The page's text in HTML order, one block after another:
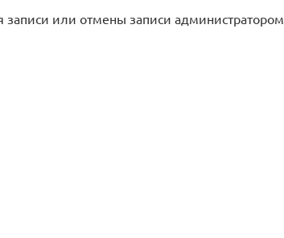
или отмены записи администратором